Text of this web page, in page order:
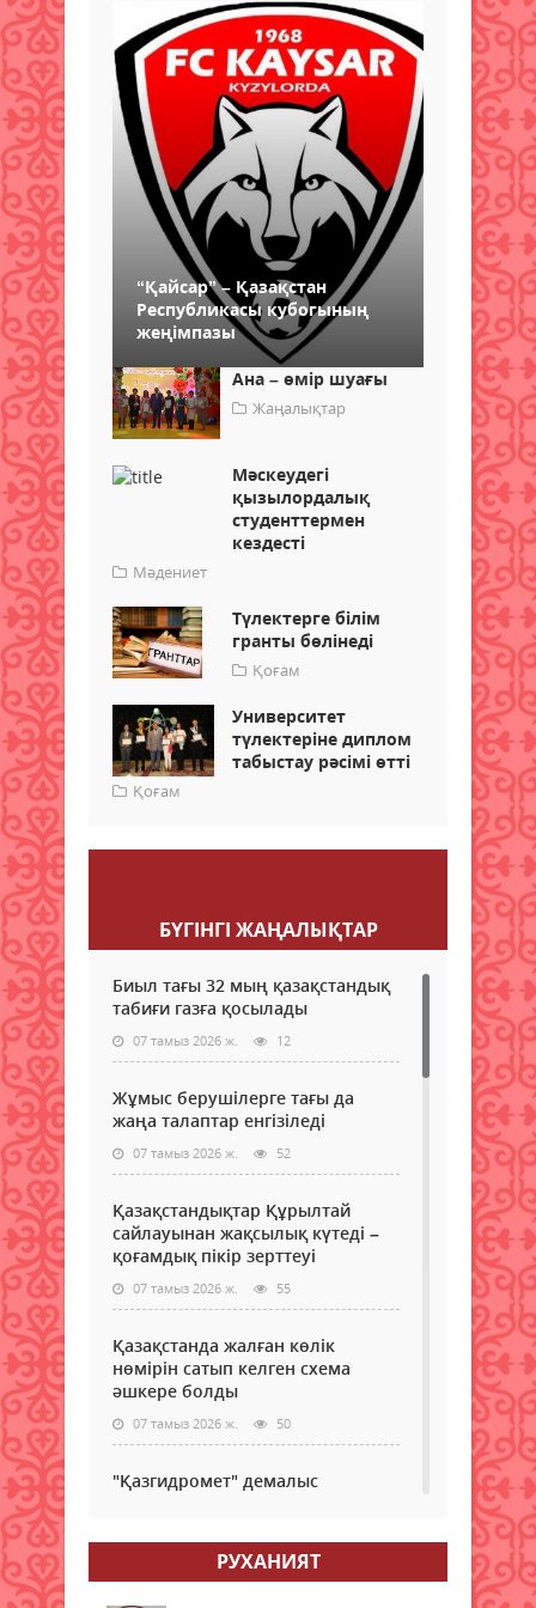
“Қайсар” – Қазақстан
Республикасы кубогының
жеңімпазы
Ана – өмір шуағы
Жаңалықтар
Мәскеудегі
қызылордалық
студенттермен
кездесті
Мәдениет
Түлектерге білім
гранты бөлінеді
Қоғам
Университет
түлектеріне диплом
табыстау рәсімі өтті
Қоғам
БҮГІНГI ЖАҢАЛЫҚТАР
Биыл тағы 32 мың қазақстандық
табиғи газға қосылады
07 тамыз 2026 ж. 12
Жұмыс берушілерге тағы да
жаңа талаптар енгізіледі
07 тамыз 2026 ж. 52
Қазақстандықтар Құрылтай
сайлауынан жақсылық күтеді –
қоғамдық пікір зерттеуі
07 тамыз 2026 ж. 55
Қазақстанда жалған көлік
нөмірін сатып келген схема
әшкере болды
07 тамыз 2026 ж. 50
"Қазгидромет" демалыс
07 тамыз 2026 ж. 50
РУХАНИЯТ